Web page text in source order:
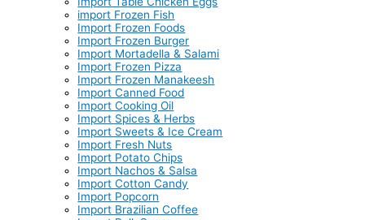
import Frozen Fish
Import Frozen Foods
Import Frozen Burger
Import Mortadella & Salami
Import Frozen Pizza
Import Frozen Manakeesh
Import Canned Food
Import Cooking Oil
Import Spices & Herbs
Import Sweets & Ice Cream
Import Fresh Nuts
Import Potato Chips
Import Nachos & Salsa
Import Cotton Candy
Import Popcorn
Import Brazilian Coffee